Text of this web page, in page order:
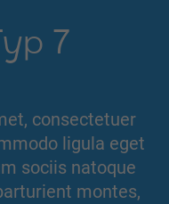
7
consectetuer
ligula eget
sociis natoque
montes,